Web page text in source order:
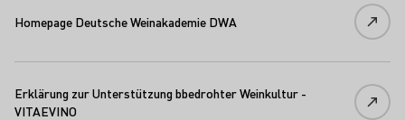
Homepage Deutsche Weinakademie DWA
Erklärung zur Unterstützung bbedrohter Weinkultur -
VITAEVINO